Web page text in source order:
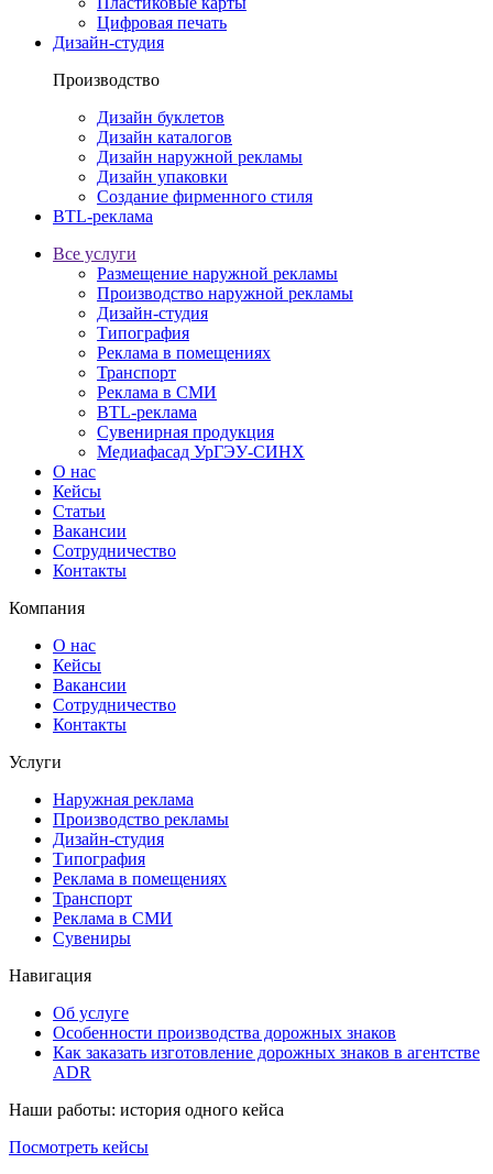
Цифровая печать
Дизайн-студия
Производство
Дизайн буклетов
Дизайн каталогов
Дизайн наружной рекламы
Дизайн упаковки
Создание фирменного стиля
BTL-реклама
Все услуги
Размещение наружной рекламы
Производство наружной рекламы
Дизайн-студия
Типография
Реклама в помещениях
Транспорт
Реклама в СМИ
BTL-реклама
Сувенирная продукция
Медиафасад УрГЭУ-СИНХ
О нас
Кейсы
Статьи
Вакансии
Сотрудничество
Контакты
Компания
О нас
Кейсы
Вакансии
Сотрудничество
Контакты
Услуги
Наружная реклама
Производство рекламы
Дизайн-студия
Типография
Реклама в помещениях
Транспорт
Реклама в СМИ
Сувениры
Навигация
Об услуге
Особенности производства дорожных знаков
Как заказать изготовление дорожных знаков в агентстве
ADR
Наши работы: история одного кейса
Посмотреть кейсы